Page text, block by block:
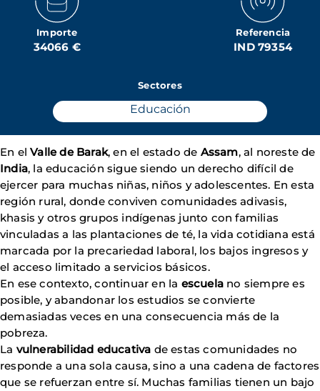
Importe
34066 €
Referencia
IND 79354
Sectores
Educación
En elValle de Barak, en el estado de Assam, al noreste de
India, la educación sigue siendo un derecho difícil de
ejercer para muchas niñas, niños y adolescentes. En esta
región rural, donde conviven comunidades adivasis,
khasis y otros grupos indígenas junto con familias
vinculadas a las plantaciones de té, la vida cotidiana está
marcada por la precariedad laboral, los bajos ingresos y
el acceso limitado a servicios básicos.
En ese contexto, continuar en la escuela no siempre es
posible, y abandonar los estudios se convierte
demasiadas veces en una consecuencia más de la
pobreza.
La vulnerabilidad educativa de estas comunidades no
responde a una sola causa, sino a una cadena de factores
que se refuerzan entre sí. Muchas familias tienen un bajo